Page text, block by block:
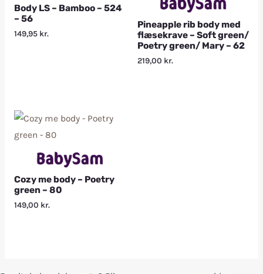
Body LS – Bamboo – 524
– 56
149,95 kr.
Pineapple rib body med
flæsekrave – Soft green/
Poetry green/ Mary – 62
219,00 kr.
Cozy me body – Poetry
green – 80
149,00 kr.